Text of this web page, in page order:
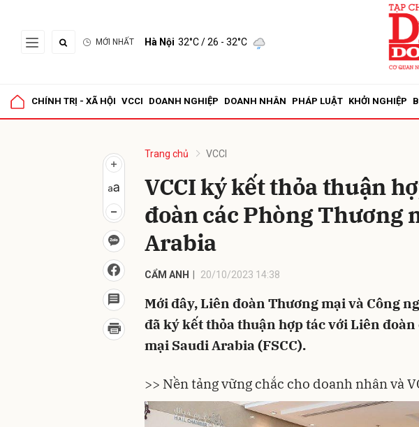
MỚI NHẤT Hà Nội 32°C/ 26 - 32°C
CHÍNH TRỊ - XÃ HỘI VCCI DOANH NGHIỆP DOANH NHÂN PHÁP LUẬT KHỞI NGHIỆP
Trang chủ VCCI
VCCI ký kết thỏa thuận
đoàn các Phòng Thương
Arabia
CẨM ANH 20/10/2023 14:38
Mới đây, Liên đoàn Thương mại và Công
đã ký kết thỏa thuận hợp tác với Liên
mại Saudi Arabia (FSCC).
>> Nền tảng vững chắc cho doanh nhân và